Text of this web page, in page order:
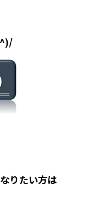
りたい方は